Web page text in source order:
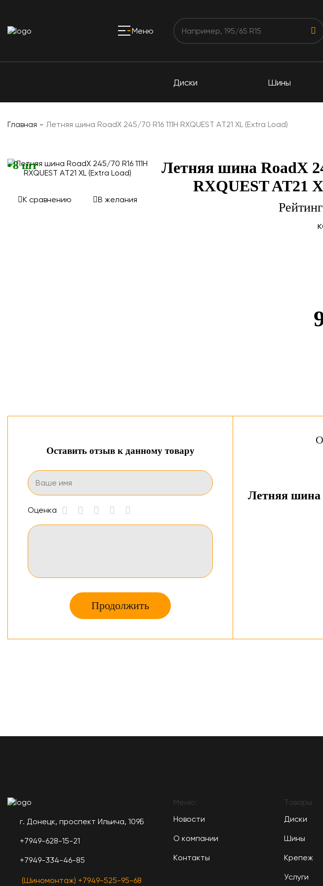
Меню
Диски Шины
Главная Летняя шина RoadX 245/70 R16 111H RXQUEST AT21 XL (Extra Load)
8 шт
К сравнению В желания
Летняя шина RoadX
RXQUEST AT21
Оставить отзыв к данному товару
Оценка
Продолжить
Летняя шина
г. Донецк, проспект Ильича, 109Б
+7949-628-15-21
+7949-334-46-85
(Шиномонтаж) +7949-525-95-68
Меню:
Новости
О компании
Контакты
Товары
Диски
Шины
Крепеж
Услуги